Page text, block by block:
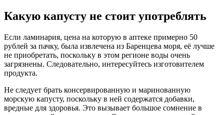
Какую капусту не стоит употреблять
Если ламинария, цена на которую в аптеке примерно 50
рублей за пачку, была извлечена из Баренцева моря, её лучше
не приобретать, поскольку в этом регионе воды очень
загрязнены. Следовательно, интересуйтесь изготовителем
продукта.
Не следует брать консервированную и маринованную
морскую капусту, поскольку в ней содержатся добавки,
вредные для здоровья. Это вызывает большое сомнение в